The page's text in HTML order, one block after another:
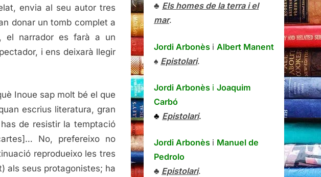
envia al seu autor tres
donar un tomb complet a
el narrador es farà a un
i ens deixarà llegir
Inoue sap molt bé el que
escrius literatura, gran
de resistir la temptació
No, prefereixo no
reprodueixo les tres
als seus protagonistes; ha
♣ Els homes de la terra i el
mar.
Jordi Arbonès i Albert Manent
♠ Epistolari.
Jordi Arbonès i Joaquim
Carbó
♣ Epistolari.
Jordi Arbonès i Manuel de
Pedrolo
♣ Epistolari.